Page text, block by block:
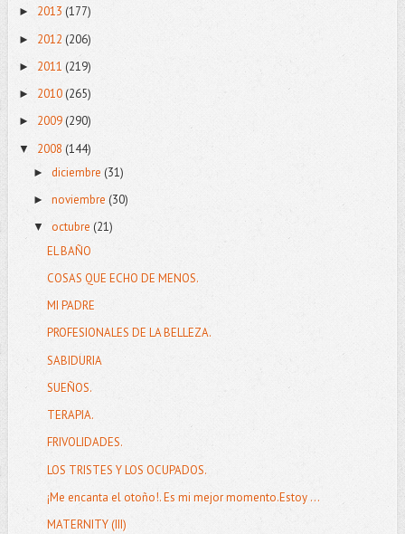
► 2013 (177)
► 2012 (206)
► 2011 (219)
► 2010(265)
► 2009(290)
▼ 2008 (144)
► diciembre (31)
► noviembre (30)
▼ octubre (21)
EL BAÑO
COSAS QUE ECHO DE MENOS.
MI PADRE
PROFESIONALES DE LA BELLEZA.
SABIDURIA
SUEÑOS.
TERAPIA.
FRIVOLIDADES.
LOS TRISTES Y LOS OCUPADOS.
¡Me encanta el otoño!. Es mi mejor momento.Estoy ...
MATERNITY (III)